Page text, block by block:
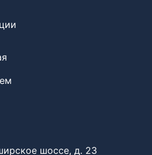
шоссе, д. 23